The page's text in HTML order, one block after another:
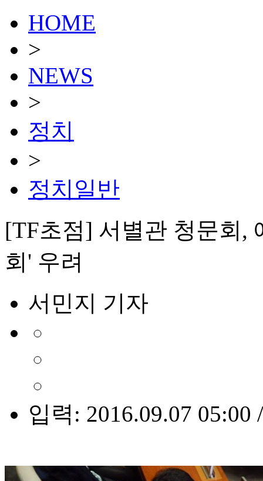
HOME
>
NEWS
>
정치
>
정치일반
[TF초점] 서별관 청문회,
회' 우려
서민지 기자
입력: 2016.09.07 05:00